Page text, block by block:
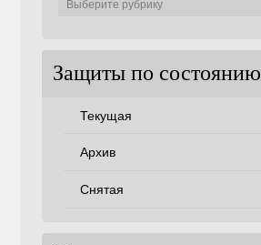
Защиты по состоянию
Текущая
Архив
Снятая